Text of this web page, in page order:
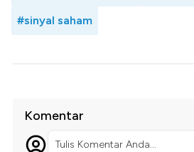
#sinyal saham
Komentar
Tulis Komentar Anda...